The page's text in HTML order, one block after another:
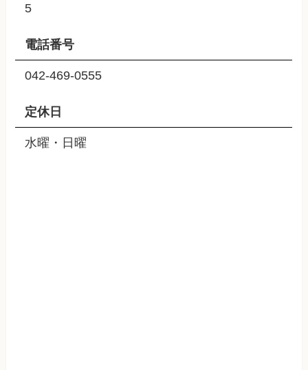
5
電話番号
042-469-0555
定休日
水曜・日曜